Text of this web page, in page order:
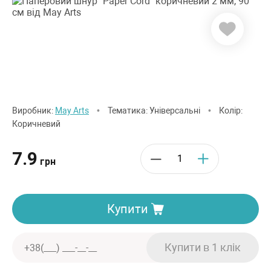
Виробник: May Arts • Тематика: Універсальні •
Колір:
Коричневий
7.9 грн
Купити